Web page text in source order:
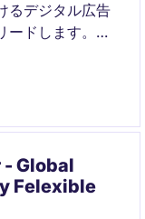
るデジタル広告
ードします。広
グ成果を最大化
Global
Felexible